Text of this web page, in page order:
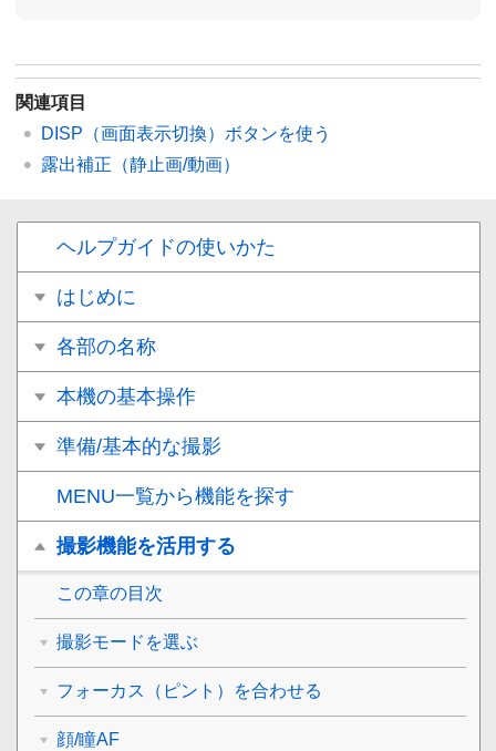
関連項目
DISP（画面表示切換）ボタンを使う
露出補正 （静止画/動画）
ヘルプガイドの使いかた
はじめに
各部の名称
本機の基本操作
準備/基本的な撮影
MENU一覧から機能を探す
撮影機能を活用する
この章の目次
撮影モードを選ぶ
フォーカス（ピント）を合わせる
顔/瞳AF